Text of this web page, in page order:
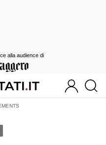
alla audience di